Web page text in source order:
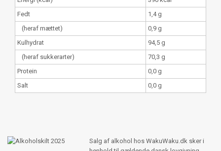
Fedt
1,4 g
(heraf mættet)
0,9 g
Kulhydrat
94,5 g
(heraf sukkerarter)
70,3 g
Protein
0,0 g
Salt
0,0 g
Salg af alkohol hos WakuWaku.dk sker i